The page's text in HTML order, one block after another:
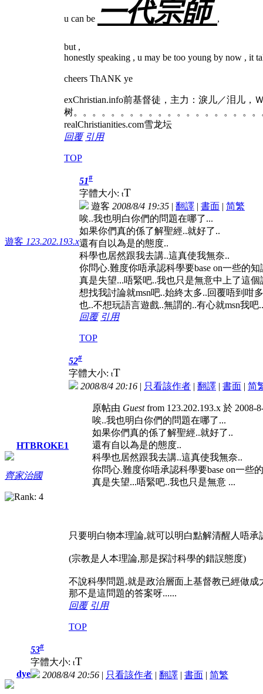
u can be 一代宗師 ,
but ,
honestly speaking , u may be too young by now , it
cheers ThANK ye
exChristian.info前基督徒，主力：淚儿／泪儿，
树。。。。。。。。。。。。。。。。。。。
realChristianities.com雪龙坛
回覆 引用
TOP
遊客 123.202.193.x
51#
字體大小: tT
遊客 2008/8/4 19:35 | 翻譯 | 書面 | 简繁
唉..我也明白你們的問題在哪了...
如果你們真的係了解聖經..就好了..
還有自以為是的態度..
科學也居然跟我去講..這真使我無奈..
你問心.難度你唔承認科學要base on一些的
真是失望...唔緊吧..我也只是無意中上了這個
想找我討論就msn吧..始終太多..回覆唔到咁
也..不想玩語言遊戲..無謂的..有心就msn我吧..
回覆 引用
TOP
HTBROKE1
齊家治國
52#
字體大小: tT
2008/8/4 20:16 | 只看該作者 | 翻譯 | 書面 | 简
原帖由 Guestfrom 123.202.193.x 於 2008-
唉..我也明白你們的問題在哪了...
如果你們真的係了解聖經..就好了..
還有自以為是的態度..
科學也居然跟我去講..這真使我無奈..
你問心.難度你唔承認科學要base on一些
真是失望...唔緊吧..我也只是無意 ...
只要明白物本理論,就可以明白點解清醒人唔承
(宗教是人本理論,那是探討科學的錯誤態度)
不說科學問題,就是政治層面上基督教已經做
那不是這問題的答案呀......
回覆 引用
TOP
dye
53#
字體大小: tT
2008/8/4 20:56 | 只看該作者 | 翻譯 | 書面 | 简繁